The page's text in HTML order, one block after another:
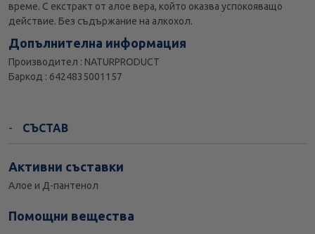
време. С екстракт от алое вера, който оказва успокояващо
действие. Без съдържание на алкохол.
Допълнителна информация
Производител : NATURPRODUCT
Баркод : 6424835001157
СЪСТАВ
Активни съставки
Алое и Д-пантенол
Помощни вещества